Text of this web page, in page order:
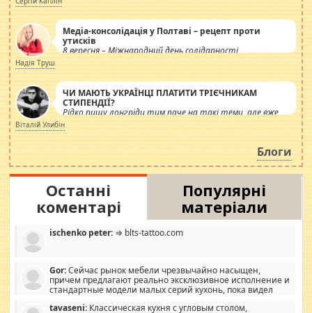
Медіа-консолідація у Полтаві – рецепт проти
утисків
8 вересня – Міжнародний день солідарності
журналістів.
Надія Труш
ЧИ МАЮТЬ УКРАЇНЦІ ПЛАТИТИ ТРІЄЧНИКАМ
СТИПЕНДІЇ?
Рідко пишу лонгріди тим паче на такі теми, але вже
просто дістало! Обурюють сьогоднішні інсенуації
навколо стипендіального питання. Штучно
роздувається ще одна соціальна катастрофа.
Віталій Улибін
Блоги
Останні
коментарі
Популярні
матеріали
ischenko peter: ⇒ blts-tattoo.com
Gor:Сейчас рынок мебели чрезвычайно насыщен,
причем предлагают реально эксклюзивное исполнение и
стандартные модели малых серий кухонь, пока видел
стандартные формы, в MebelOk, креативненько и что главное -
tavaseni: Классическая кухня с угловым столом,